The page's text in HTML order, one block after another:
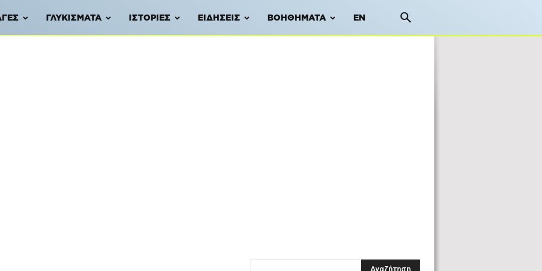
ΓΛΥΚΊΣΜΑΤΑ ΙΣΤΟΡΊΕΣ ΕΙΔΉΣΕΙΣ ΒΟΗΘΉΜΑΤΑ EN